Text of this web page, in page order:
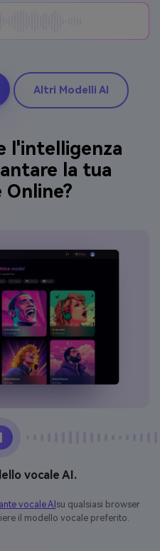
Altri Modelli AI
l'intelligenza
la tua
Online?
vocale AI.
vocale AI su qualsiasi browser
il modello vocale preferito.